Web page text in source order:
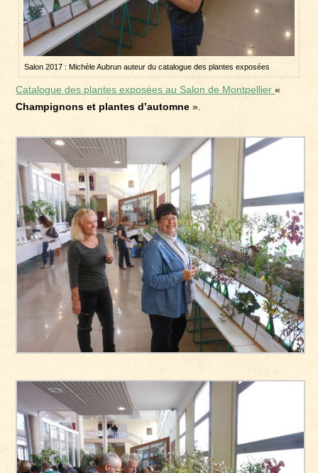
Salon 2017 : Michèle Aubrun auteur du catalogue des plantes exposées
Catalogue des plantes exposées au Salon de Montpellier«
Champignons et plantes d’automne ».